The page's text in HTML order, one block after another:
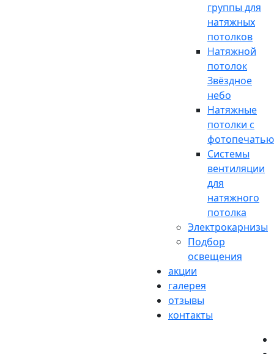
группы для
натяжных
потолков
Натяжной
потолок
Звёздное
небо
Натяжные
потолки с
фотопечатью
Системы
вентиляции
для
натяжного
потолка
Электрокарнизы
Подбор
освещения
акции
галерея
отзывы
контакты